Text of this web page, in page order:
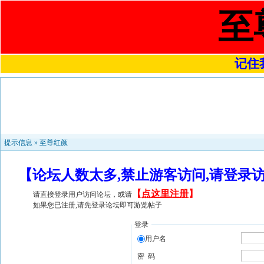
至
记住
提示信息 » 至尊红颜
【论坛人数太多,禁止游客访问,请登
请直接登录用户访问论坛，或请 【 点这里注册】
如果您已注册,请先登录论坛即可游览帖子
登录
用户名
密 码